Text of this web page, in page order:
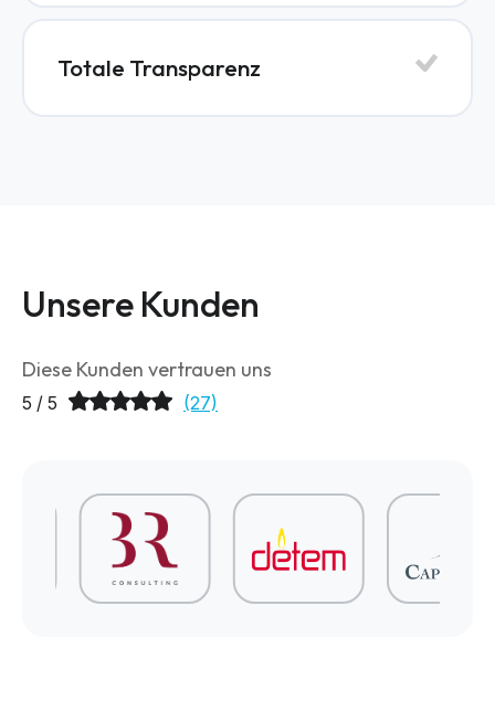
Totale Transparenz
Unsere Kunden
Diese Kunden vertrauen uns
5 / 5 (27)